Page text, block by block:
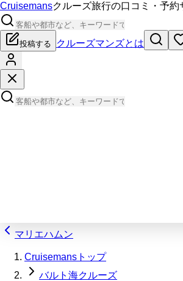
Cruisemansクルーズ旅行の口コミ・予約
投稿する クルーズマンズとは
マリエハムン
Cruisemansトップ
バルト海クルーズ